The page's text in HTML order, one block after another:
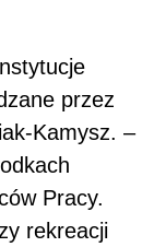
przez
Kamysz. –
Pracy.
rekreacji